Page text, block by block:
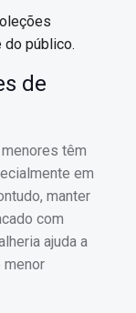
público.
de
têm
em
manter
com
ajuda a